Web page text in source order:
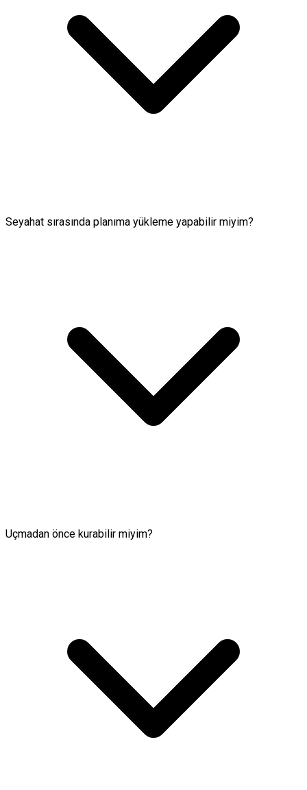
Seyahat sırasında planıma yükleme yapabilir miyim?
Uçmadan önce kurabilir miyim?